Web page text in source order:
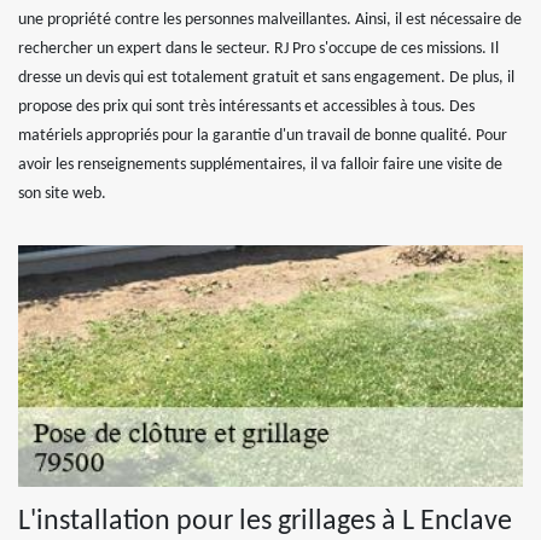
une propriété contre les personnes malveillantes. Ainsi, il est nécessaire de
rechercher un expert dans le secteur. RJ Pro s'occupe de ces missions. Il
dresse un devis qui est totalement gratuit et sans engagement. De plus, il
propose des prix qui sont très intéressants et accessibles à tous. Des
matériels appropriés pour la garantie d'un travail de bonne qualité. Pour
avoir les renseignements supplémentaires, il va falloir faire une visite de
son site web.
L'installation pour les grillages à L Enclave